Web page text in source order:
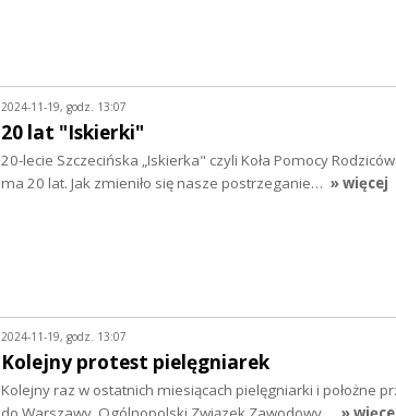
2024-11-19, godz. 13:07
20 lat "Iskierki"
20-lecie Szczecińska „Iskierka" czyli Koła Pomocy
ma 20 lat. Jak zmieniło się nasze postrzeganie… » więcej
2024-11-19, godz. 13:07
Kolejny protest pielęgniarek
Kolejny raz w ostatnich miesiącach pielęgniarki i położne